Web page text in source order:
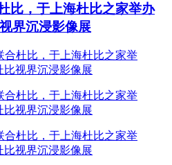
比，于上海杜比之家举办
界沉浸影像展